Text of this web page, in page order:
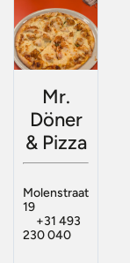
Mr.
Döner
& Pizza
Molenstraat
19
+31 493
230 040